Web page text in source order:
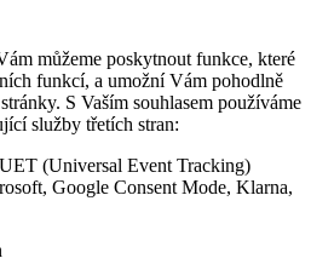
můžeme poskytnout funkce, které
funkcí, a umožní Vám pohodlně
S Vaším souhlasem používáme
služby třetích stran:
(Universal Event Tracking)
Google Consent Mode, Klarna,